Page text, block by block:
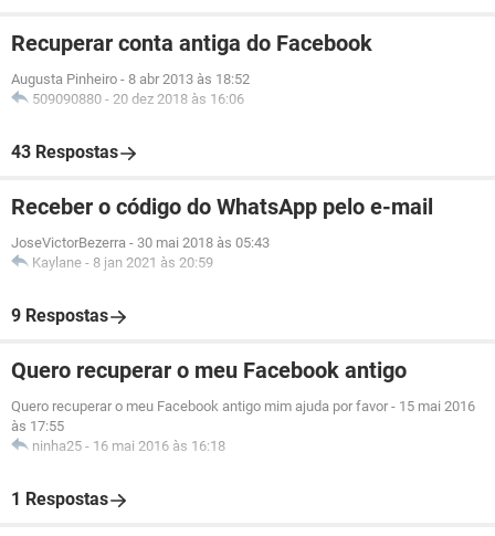
Recuperar conta antiga do Facebook
Augusta Pinheiro - 8 abr 2013 às 18:52
509090880 - 20 dez 2018 às 16:06
43 Respostas
Receber o código do WhatsApp pelo e-mail
JoseVictorBezerra - 30 mai 2018 às 05:43
Kaylane - 8 jan 2021 às 20:59
9 Respostas
Quero recuperar o meu Facebook antigo
Quero recuperar o meu Facebook antigo mim ajuda por favor - 15 mai 2016
às 17:55
ninha25 - 16 mai 2016 às 16:18
1 Respostas